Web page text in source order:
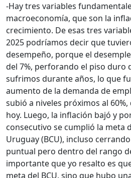
-Hay tres variables
macroeconomía, que son la
crecimiento. De esas tres
2025 podríamos decir que
desempeño, porque el
del 7%, perforando el piso duro
sufrimos durante años, lo que
aumento de la demanda de
subió a niveles próximos al
hoy. Luego, la inflación bajó y
consecutivo se cumplió la meta
Uruguay (BCU), incluso
puntual pero dentro del rango
importante que yo resalto es
meta del BCU, sino que hubo